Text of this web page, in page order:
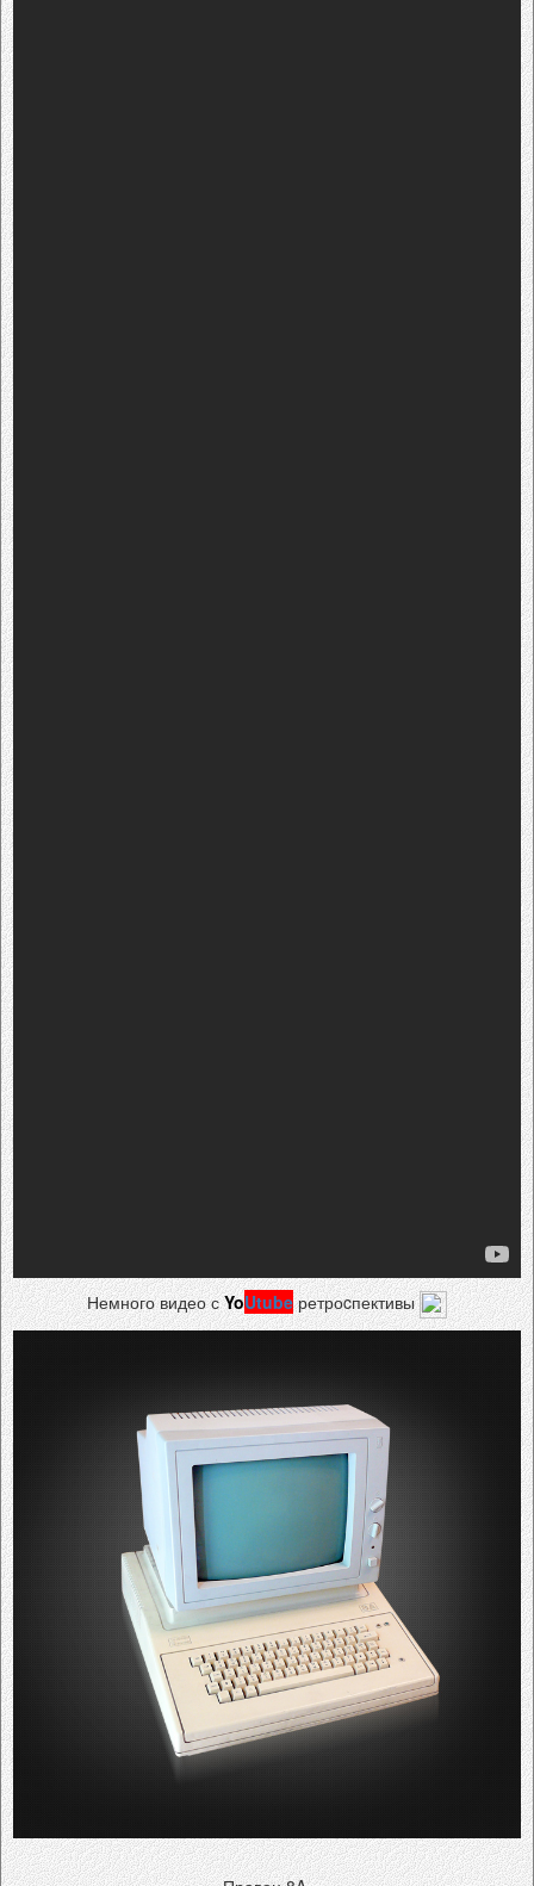
Немного видео сYoUtube ретроcпективы